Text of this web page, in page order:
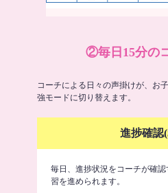
②毎日15分の
コーチによる日々の声掛けが、お
強モードに切り替えます。
進捗確認
毎日、進捗状況をコーチが確
習を進められます。